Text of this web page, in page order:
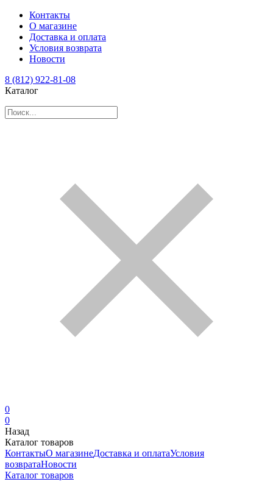
Контакты
О магазине
Доставка и оплата
Условия возврата
Новости
8 (812) 922-81-08
Каталог
0
0
Назад
Каталог товаров
КонтактыО магазинеДоставка и оплатаУсловия
возвратаНовости
Каталог товаров